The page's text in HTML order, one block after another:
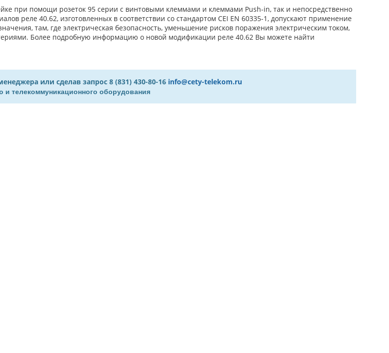
при помощи розеток 95 серии с винтовыми клеммами и клеммами Push-in, так и непосредственно
реле 40.62, изготовленных в соответствии со стандартом CEI EN 60335-1, допускают применение
там, где электрическая безопасность, уменьшение рисков поражения электрическим током,
Более подробную информацию о новой модификации реле 40.62 Вы можете найти
или сделав запрос 8 (831) 430-80-16 info@cety-telekom.ru
и телекоммуникационного оборудования